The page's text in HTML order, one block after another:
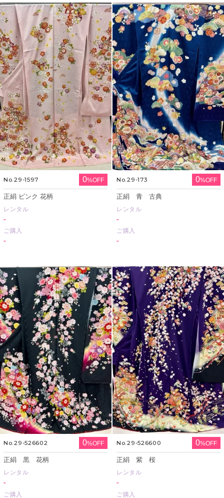
No.29-1597 0%OFF
正絹 ピンク 花柄
レンタル
-
ご購入
-
No.29-173 0%OFF
正絹 青 古典
レンタル
-
ご購入
-
No.29-526602 0%OFF
正絹 黒 花柄
レンタル
-
ご購入
No.29-526600 0%OFF
正絹 紫 桜
レンタル
-
ご購入